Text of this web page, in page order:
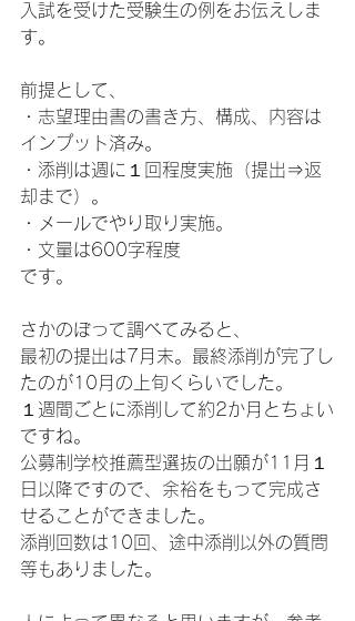
入試を受けた受験生の例をお伝えしま
す。
前提として、
・志望理由書の書き方、構成、内容は
インプット済み。
・添削は週に１回程度実施（提出⇒返
却まで）。
・メールでやり取り実施。
・文量は600字程度
です。
さかのぼって調べてみると、
最初の提出は7月末。最終添削が完了し
たのが10月の上旬くらいでした。
１週間ごとに添削して約2か月とちょい
ですね。
公募制学校推薦型選抜の出願が11月１
日以降ですので、余裕をもって完成さ
せることができました。
添削回数は10回、途中添削以外の質問
等もありました。